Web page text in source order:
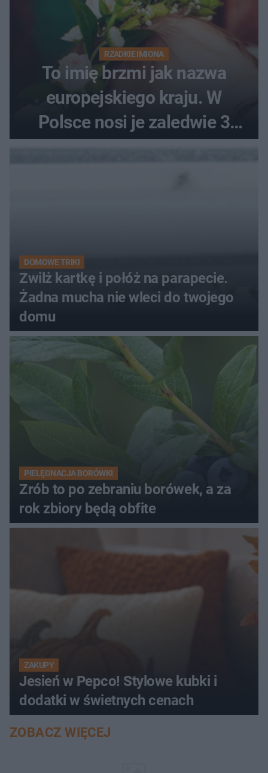
RZADKIE IMIONA
To imię brzmi jak nazwa
europejskiego kraju. W
Polsce nosi je zaledwie 3
kobiety
DOMOWE TRIKI
Zwilż kartkę i połóż na parapecie.
Żadna mucha nie wleci do twojego
domu
PIELĘGNACJA BORÓWKI
Zrób to po zebraniu borówek, a za
rok zbiory będą obfite
ZAKUPY
Jesień w Pepco! Stylowe kubki i
dodatki w świetnych cenach
ZOBACZ WIĘCEJ